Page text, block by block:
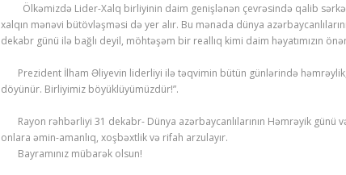
Ölkəmizdə Lider-Xalq birliyinin daim genişlənən çevrəsində qalib
xalqın mənəvi bütövləşməsi də yer alır. Bu mənada dünya
dekabr günü ilə bağlı deyil, möhtəşəm bir reallıq kimi daim həyatımızın
Prezident İlham Əliyevin liderliyi ilə təqvimin bütün günlərində
döyünür. Birliyimiz böyüklüyümüzdür!”.
Rayon rəhbərliyi 31 dekabr- Dünya azərbaycanlılarının Həmrəyik günü
onlara əmin-amanlıq, xoşbəxtlik və rifah arzulayır.
Bayramınız mübarək olsun!